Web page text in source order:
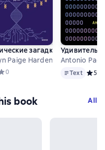
теории мышления
0 оценок
загадки. Как
Paige Harden
format available
рейтинг 0 на основе 0
0
Antonio
TextText 5
book All